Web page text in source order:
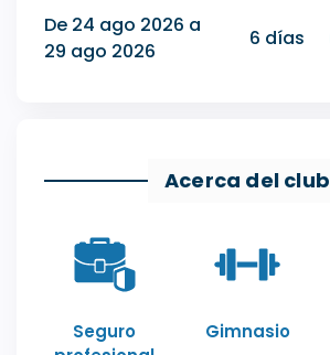
De 24 ago 2026 a
29 ago 2026
6 días
Acerca del club
Seguro
Gimnasio